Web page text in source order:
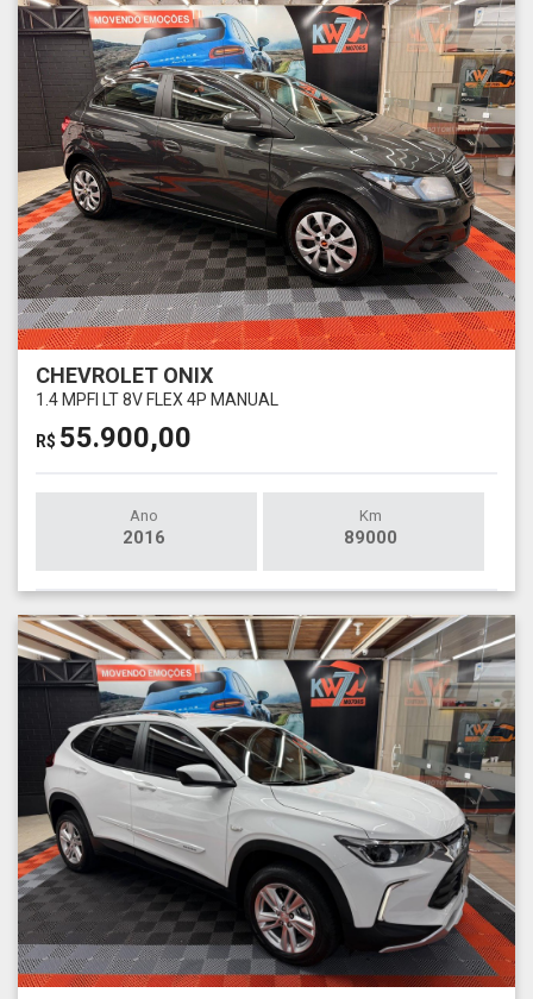
CHEVROLET ONIX
1.4 MPFI LT 8V FLEX 4P MANUAL
R$ 55.900,00
Ano
2016
Km
89000